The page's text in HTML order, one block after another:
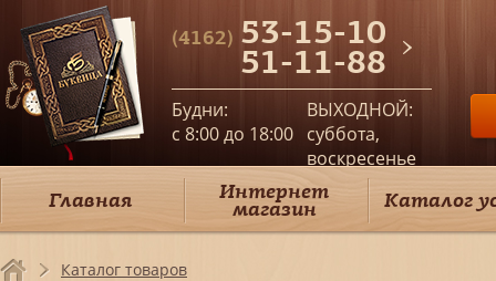
(4162) 53-15-10
51-11-88
Будни:
c 8:00 до 18:00
ВЫХОДНОЙ:
суббота,
воскресенье
Главная Интернет
магазин Каталог
Каталог товаров